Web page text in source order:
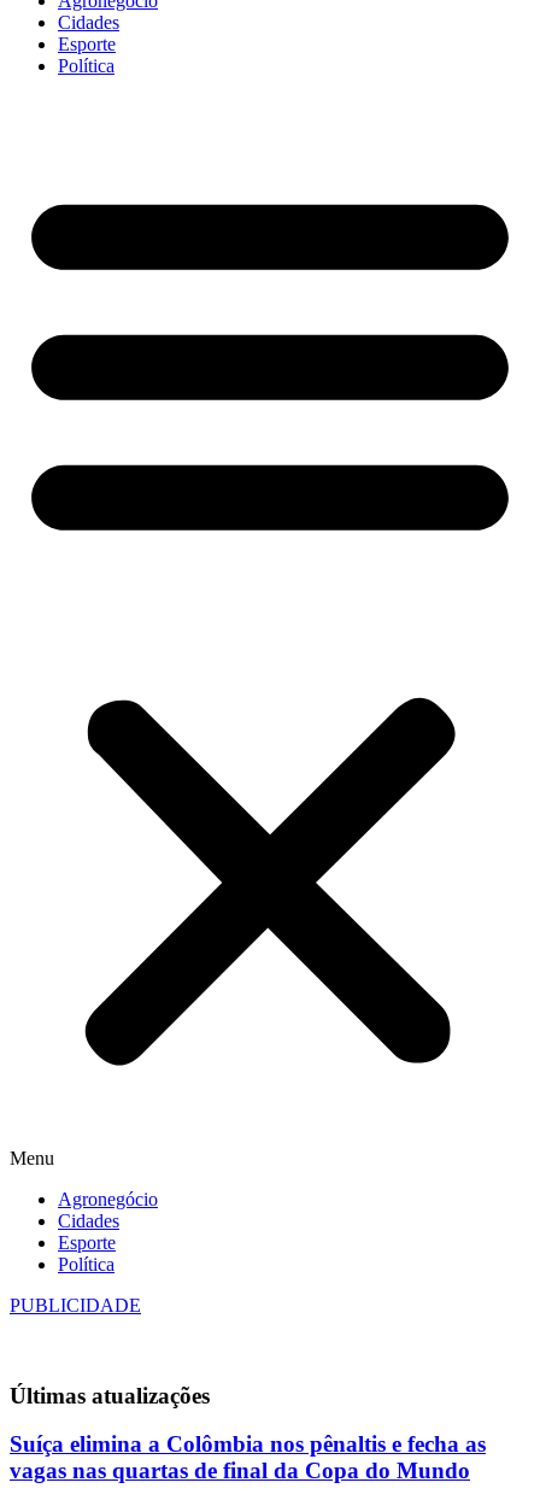
Cidades
Esporte
Política
Menu
Agronegócio
Cidades
Esporte
Política
PUBLICIDADE
Últimas atualizações
Suíça elimina a Colômbia nos pênaltis e fecha as
vagas nas quartas de final da Copa do Mundo